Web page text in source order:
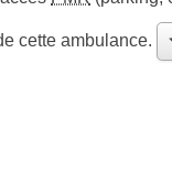
cette ambulance.